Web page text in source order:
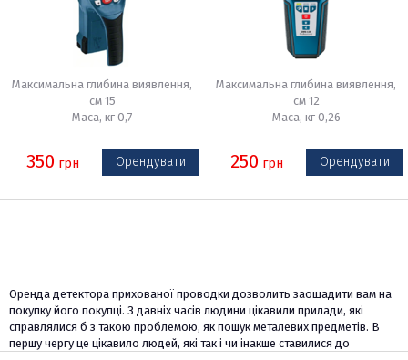
Максимальна глибина виявлення,
см 15
Маса, кг 0,7
350 грн Орендувати
Максимальна глибина виявлення,
см 12
Маса, кг 0,26
250 грн Орендувати
Оренда детектора прихованої проводки дозволить заощадити вам на
покупку його покупці. З давніх часів людини цікавили прилади, які
справлялися б з такою проблемою, як пошук металевих предметів. В
першу чергу це цікавило людей, які так і чи інакше ставилися до